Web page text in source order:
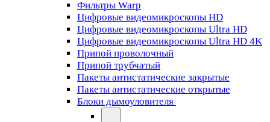
Фильтры Warp
Цифровые видеомикроскопы HD
Цифровые видеомикроскопы Ultra HD
Цифровые видеомикроскопы Ultra HD 4K
Припой проволочный
Припой трубчатый
Пакеты антистатические закрытые
Пакеты антистатические открытые
Блоки дымоуловителя